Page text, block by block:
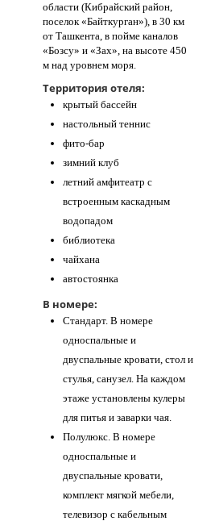
области (Кибрайский район,
поселок «Байткурган»), в 30 км
от Ташкента, в пойме каналов
«Бозсу» и «Зах», на высоте 450
м над уровнем моря.
Территория отеля:
крытый бассейн
настольный теннис
фито-бар
зимний клуб
летний амфитеатр с
встроенным каскадным
водопадом
библиотека
чайхана
автостоянка
В номере:
Стандарт. В номере
односпальные и
двуспальные кровати, стол и
стулья, санузел. На каждом
этаже установлены кулеры
для питья и заварки чая.
Полулюкс. В номере
односпальные и
двуспальные кровати,
комплект мягкой мебели,
телевизор с кабельным